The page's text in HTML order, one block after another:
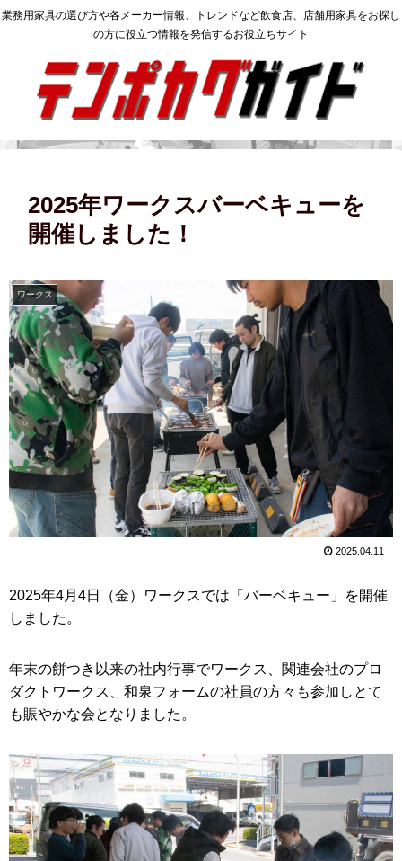
業務用家具の選び方や各メーカー情報、トレンドなど飲食店、店舗用家具をお探し
の方に役立つ情報を発信するお役立ちサイト
2025年ワークスバーベキューを
開催しました！
ワークス
2025.04.11
2025年4月4日（金）ワークスでは「バーベキュー」を開催
しました。
年末の餅つき以来の社内行事でワークス、関連会社のプロ
ダクトワークス、和泉フォームの社員の方々も参加しとて
も賑やかな会となりました。